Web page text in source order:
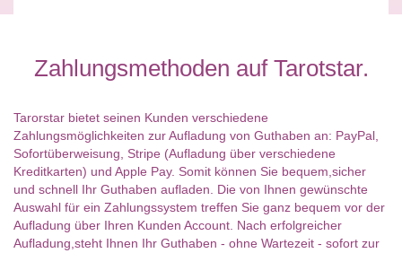
Zahlungsmethoden auf Tarotstar.
Tarorstar bietet seinen Kunden verschiedene
Zahlungsmöglichkeiten zur Aufladung von Guthaben an: PayPal,
Sofortüberweisung, Stripe (Aufladung über verschiedene
Kreditkarten) und Apple Pay. Somit können Sie bequem,sicher
und schnell Ihr Guthaben aufladen. Die von Ihnen gewünschte
Auswahl für ein Zahlungssystem treffen Sie ganz bequem vor der
Aufladung über Ihren Kunden Account. Nach erfolgreicher
Aufladung,steht Ihnen Ihr Guthaben - ohne Wartezeit - sofort zur